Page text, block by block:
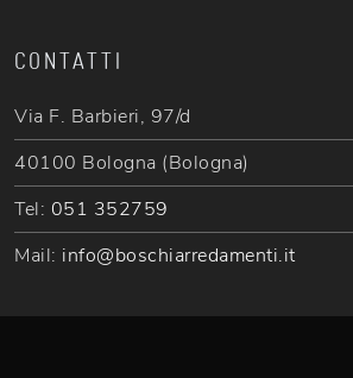
CONTATTI
Via F. Barbieri, 97/d
40100 Bologna (Bologna)
Tel: 051 352759
Mail: info@boschiarredamenti.it